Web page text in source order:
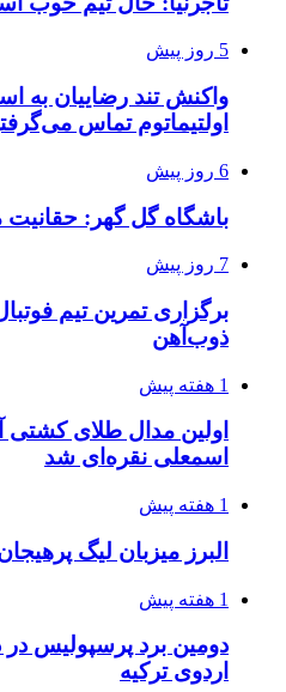
5 روز پیش
واکنش تند رضاییان به
اولتیماتوم تماس
6 روز پیش
باشگاه گل گهر: حقانیت
7 روز پیش
برگزاری تمرین تیم
ذوب‌آهن
1 هفته پیش
اولین مدال طلای
اسمعلی نقره‌ای شد
1 هفته پیش
البرز میزبان لیگ
1 هفته پیش
دومین برد پرسپولیس در
اردوی ترکیه